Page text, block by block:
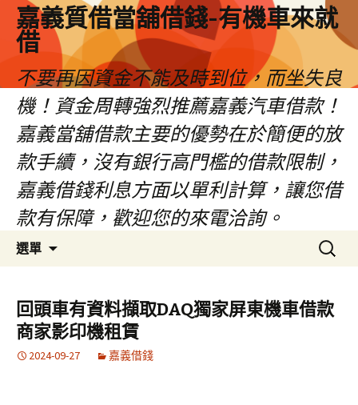
嘉義質借當舖借錢-有機車來就
借
不要再因資金不能及時到位，而坐失良
機！資金周轉強烈推薦嘉義汽車借款！
嘉義當舖借款主要的優勢在於簡便的放
款手續，沒有銀行高門檻的借款限制，
嘉義借錢利息方面以單利計算，讓您借
款有保障，歡迎您的來電洽詢。
選單
容
區
搜
尋
鍵
字:
回頭車有資料擷取DAQ獨家屏東機車借款
商家影印機租賃
2024-09-27 嘉義借錢